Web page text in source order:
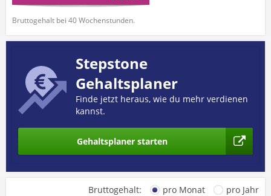
Bruttogehalt bei 40 Wochenstunden.
Stepstone
Gehaltsplaner
Finde jetzt heraus, wie du mehr verdienen
kannst.
Gehaltsplaner starten
Bruttogehalt: pro Monat
pro Jahr